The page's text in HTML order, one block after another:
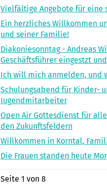
Vielfältige Angebote für eine
Ein herzliches Willkommen
und seiner Familie!
Diakoniesonntag - Andreas
Geschäftsführer eingestzt
Ich will mich anmelden, und
Schulungsabend für Kinder-
Jugendmitarbeiter
Open Air Gottesdienst für
den Zukunftsfeldern
Willkommen in Korntal,
Die Frauen standen heute
Seite 1 von 8